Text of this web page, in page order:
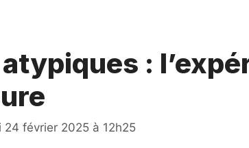
:
24 février 2025 à 12h25